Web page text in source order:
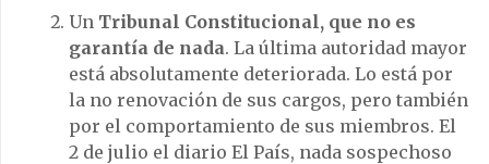
Un Tribunal Constitucional, que no es
garantía de nada. La última autoridad mayor
está absolutamente deteriorada. Lo está por
la no renovación de sus cargos, pero también
por el comportamiento de sus miembros. El
2 de julio el diario El País, nada sospechoso